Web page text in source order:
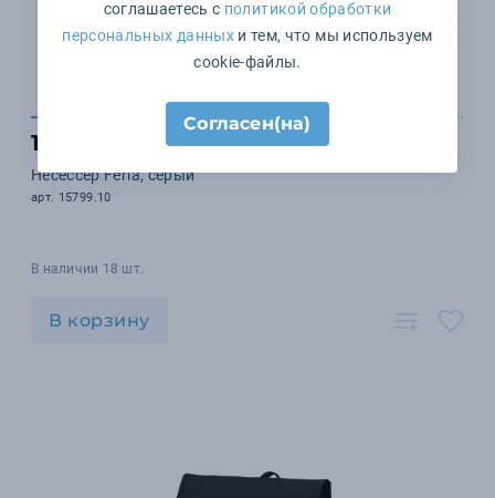
1 859 ₽
Несессер Feria, серый
арт. 15799.10
В наличии 18 шт.
В корзину
соглашаетесь с политикой обработки
персональных данныхи тем, что мы используем
cookie-файлы.
Согласен(на)